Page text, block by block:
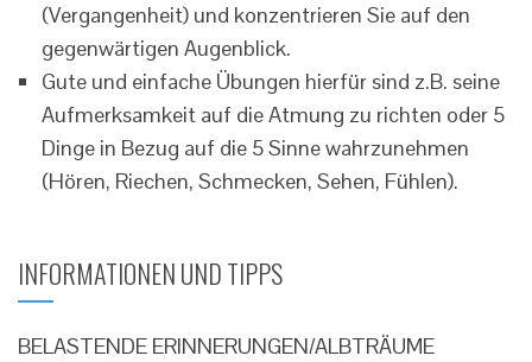
(Vergangenheit) und konzentrieren Sie auf den
gegenwärtigen Augenblick.
Gute und einfache Übungen hierfür sind z.B. seine
Aufmerksamkeit auf die Atmung zu richten oder 5
Dinge in Bezug auf die 5 Sinne wahrzunehmen
(Hören, Riechen, Schmecken, Sehen, Fühlen).
INFORMATIONEN UND TIPPS
BELASTENDE ERINNERUNGEN/ALBTRÄUME